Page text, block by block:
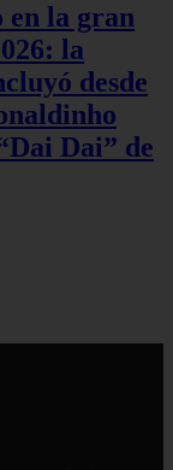
en la gran
la
desde
Dai” de